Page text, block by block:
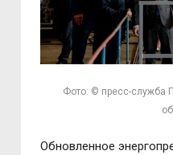
Фото: © пресс-служба
Обновленное